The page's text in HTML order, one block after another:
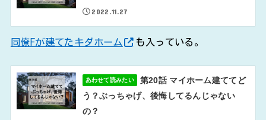
2022.11.27
同僚Fが建てたキダホーム も入っている。
あわせて読みたい
第20話 マイホーム建ててど
う？ぶっちゃげ、後悔してるんじゃない
の？